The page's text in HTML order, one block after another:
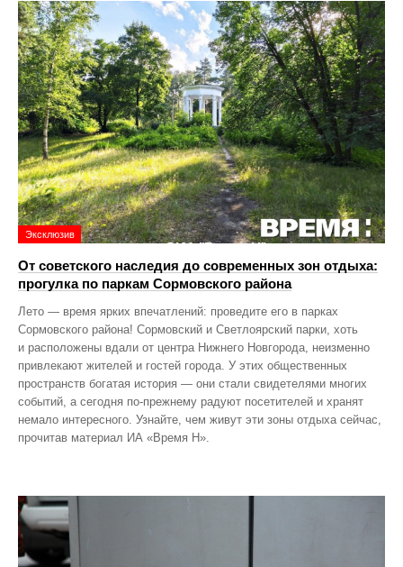
Эксклюзив
От советского наследия до современных зон отдыха:
прогулка по паркам Сормовского района
Лето — время ярких впечатлений: проведите его в парках
Сормовского района! Сормовский и Светлоярский парки, хоть
и расположены вдали от центра Нижнего Новгорода, неизменно
привлекают жителей и гостей города. У этих общественных
пространств богатая история — они стали свидетелями многих
событий, а сегодня по‑прежнему радуют посетителей и хранят
немало интересного. Узнайте, чем живут эти зоны отдыха сейчас,
прочитав материал ИА «Время Н».